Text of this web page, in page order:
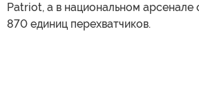
Patriot, а в национальном арсенале
870 единиц перехватчиков.